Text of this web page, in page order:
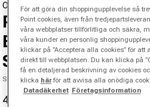
ODLO
Performance
Bottom Long
Svart,Grå
SKU 08946401432000
429,00 kr
För att göra din shoppingupplevelse så
Point cookies, även från
våra webbplatser tillförlitliga och säkra,
våra kunder en personlig
klickar på ”Acceptera alla cookies” för
direkt till webbplatsen. Du kan klicka på
få en detaljerad beskrivning av cookies
klicka härför att avvisa alla onödiga
Datadäkerhet Företagsinformation